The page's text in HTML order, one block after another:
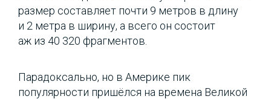
размер составляет почти 9 метров в длину
и 2 метра в ширину, а всего он состоит
аж из 40 320 фрагментов.
Парадоксально, но в Америке пик
популярности пришёлся на времена Великой